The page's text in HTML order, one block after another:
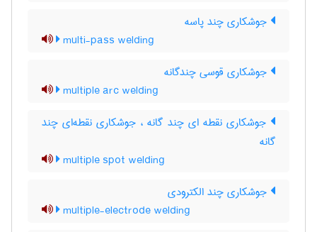
جوشکاری چند پاسه
multi-pass welding
جوشکاری قوسی چندگانه
multiple arc welding
جوشکاری نقطه ای چند گانه ، جوشکاری نقطه‌ای چند
گانه
multiple spot welding
جوشکاری چند الکترودی
multiple-electrode welding